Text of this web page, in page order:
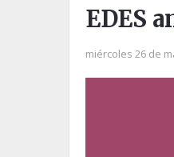
EDES
miércoles 26 de